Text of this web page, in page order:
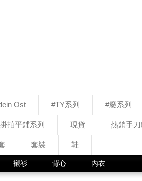
Ost #TY系列 #廢系列
拍平鋪系列 現貨 熱銷手刀
套裝 鞋
襯衫 背心 內衣